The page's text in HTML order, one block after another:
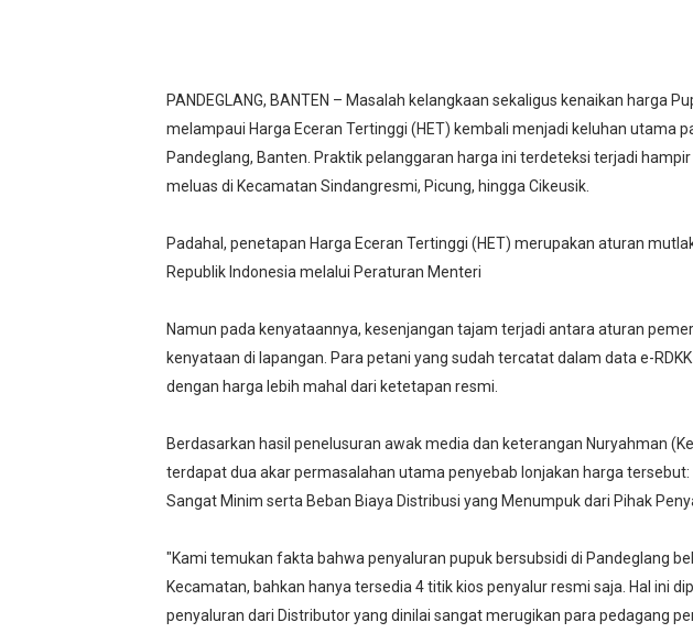
‎PANDEGLANG, BANTEN – Masalah kelangkaan sekaligus kenaikan harga
melampaui Harga Eceran Tertinggi (HET) kembali menjadi keluhan utama
Pandeglang, Banten. Praktik pelanggaran harga ini terdeteksi terjadi
meluas di Kecamatan Sindangresmi, Picung, hingga Cikeusik.
‎Padahal, penetapan Harga Eceran Tertinggi (HET) merupakan aturan
Republik Indonesia melalui Peraturan Menteri
‎Namun pada kenyataannya, kesenjangan tajam terjadi antara aturan
kenyataan di lapangan. Para petani yang sudah tercatat dalam data e-
dengan harga lebih mahal dari ketetapan resmi.
‎Berdasarkan hasil penelusuran awak media dan keterangan Nuryahman
terdapat dua akar permasalahan utama penyebab lonjakan harga tersebut:
Sangat Minim serta Beban Biaya Distribusi yang Menumpuk dari Pihak
‎"Kami temukan fakta bahwa penyaluran pupuk bersubsidi di Pandeglang
Kecamatan, bahkan hanya tersedia 4 titik kios penyalur resmi saja. Hal ini
penyaluran dari Distributor yang dinilai sangat merugikan para pedagang